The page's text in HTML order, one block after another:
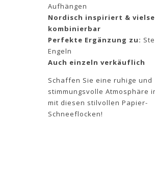
Aufhängen
Nordisch inspiriert &
kombinierbar
Perfekte Ergänzung zu:
Engeln
Auch einzeln verkäuflich
Schaffen Sie eine ruhige und
stimmungsvolle Atmosphäre
mit diesen stilvollen Papier-
Schneeflocken!